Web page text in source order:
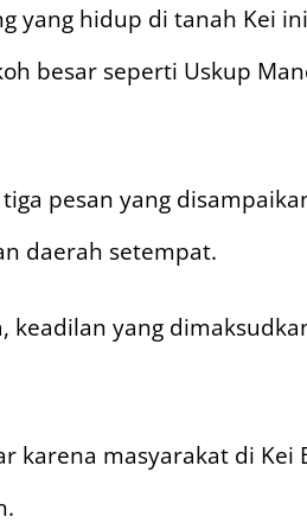
yang hidup di tanah Kei
besar seperti Uskup
pesan yang
daerah setempat.
keadilan yang
karena masyarakat di Kei